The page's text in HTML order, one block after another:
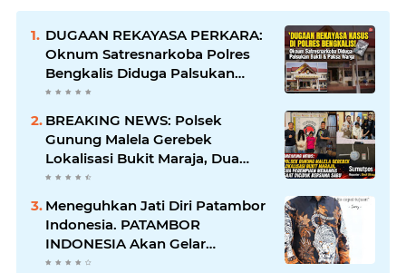
DUGAAN REKAYASA PERKARA:
Oknum Satresnarkoba Polres
Bengkalis Diduga Palsukan
Barang Bukti Hingga Paksa
BREAKING NEWS: Polsek
Gunung Malela Gerebek
Lokalisasi Bukit Maraja, Dua
Perempuan Menangis Saat
Diciduk Bersama Sabu
Meneguhkan Jati Diri Patambor
Indonesia. PATAMBOR
INDONESIA Akan Gelar
RAKERNAS II Di Jakarta.